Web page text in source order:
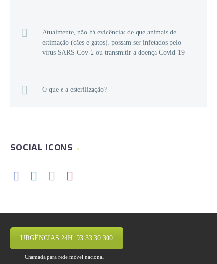
Atualmente, não há evidências de que animais de
estimação (cães e gatos), possam ser infetados pelo
vírus SARS-Cov-2 ou transmitir a doença Covid-19
O que é a esterilização?
SOCIAL ICONS
URGÊNCIAS 24H: 93 33 30 300
Chamada para rede móvel nacional